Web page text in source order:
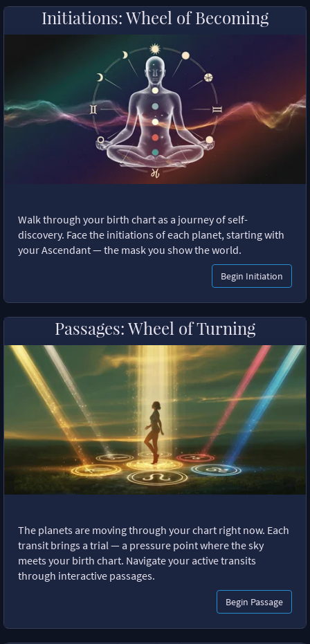
Initiations: Wheel of Becoming
Walk through your birth chart as a journey of self-
discovery. Face the initiations of each planet, starting with
your Ascendant — the mask you show the world.
Begin Initiation
Passages: Wheel of Turning
The planets are moving through your chart right now. Each
transit brings a trial — a pressure point where the sky
meets your birth chart. Navigate your active transits
through interactive passages.
Begin Passage